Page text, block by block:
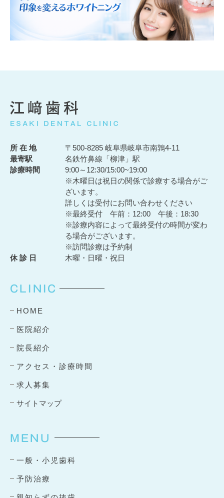
所 在 地
〒500-8285 岐阜県岐阜市南鶉4-11
最寄駅
名鉄竹鼻線「柳津」駅
診療時間
9:00～12:30/15:00~19:00
※木曜日は祝日の関係で診療する場合がご
ざいます。
詳しくは受付にお問い合わせください
※最終受付 午前：12:00 午後：18:30
※診療内容によって最終受付の時間が変わ
る場合がございます。
※訪問診療は予約制
休 診 日
木曜・日曜・祝日
CLINIC
HOME
医院紹介
院長紹介
アクセス・診療時間
求人募集
サイトマップ
MENU
一般・小児歯科
予防治療